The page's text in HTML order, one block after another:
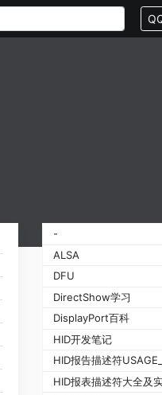
-
ALSA
DFU
DirectShow学习
DisplayPort百科
HID开发笔记
HID报告描述符
HID报表描述符大全及